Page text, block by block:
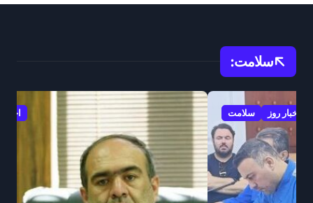
سلامت:
اخبار روز